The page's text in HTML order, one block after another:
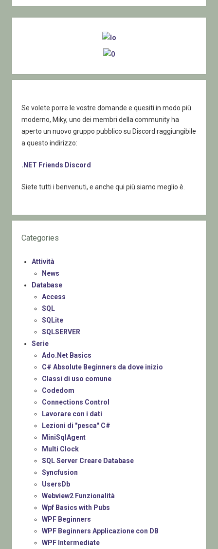
Se volete porre le vostre domande e quesiti in modo più
moderno, Miky, uno dei membri della community ha
aperto un nuovo gruppo pubblico su Discord raggiungibile
a questo indirizzo:
.NET Friends Discord
Siete tutti i benvenuti, e anche qui più siamo meglio è.
Categories
Attività
News
Database
Access
SQL
SQLite
SQLSERVER
Serie
Ado.Net Basics
C# Absolute Beginners da dove inizio
Classi di uso comune
Codedom
Connections Control
Lavorare con i dati
Lezioni di "pesca" C#
MiniSqlAgent
Multi Clock
SQL Server Creare Database
Syncfusion
UsersDb
Webview2 Funzionalità
Wpf Basics with Pubs
WPF Beginners
WPF Beginners Applicazione con DB
WPF Intermediate